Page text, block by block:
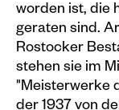
worden ist, die
geraten sind.
Rostocker
stehen sie im
"Meisterwerke
der 1937 von